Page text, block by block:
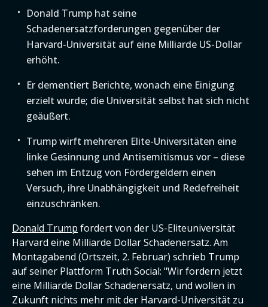
Donald Trump hat seine
Schadenersatzforderungen gegenüber der
Harvard-Universität auf eine Milliarde US-Dollar
erhöht.
Er dementiert Berichte, wonach eine Einigung
erzielt wurde; die Universität selbst hat sich nicht
geäußert.
Trump wirft mehreren Elite-Universitäten eine
linke Gesinnung und Antisemitismus vor – diese
sehen im Entzug von Fördergeldern einen
Versuch, ihre Unabhängigkeit und Redefreiheit
einzuschränken.
Donald Trump fordert von der US-Eliteuniversität
Harvard eine Milliarde Dollar Schadenersatz. Am
Montagabend (Ortszeit, 2. Februar) schrieb Trump
auf seiner Plattform Truth Social: "Wir fordern jetzt
eine Milliarde Dollar Schadenersatz, und wollen in
Zukunft nichts mehr mit der Harvard-Universität zu